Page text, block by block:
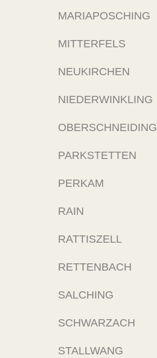
MARIAPOSCHING
MITTERFELS
NEUKIRCHEN
NIEDERWINKLING
OBERSCHNEIDING
PARKSTETTEN
PERKAM
RAIN
RATTISZELL
RETTENBACH
SALCHING
SCHWARZACH
STALLWANG